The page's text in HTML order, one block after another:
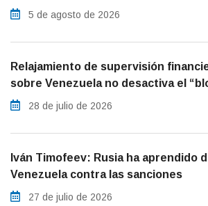
5 de agosto de 2026
Relajamiento de supervisión
sobre Venezuela no desactiva el
28 de julio de 2026
Iván Timofeev: Rusia ha aprendido
Venezuela contra las sanciones
27 de julio de 2026